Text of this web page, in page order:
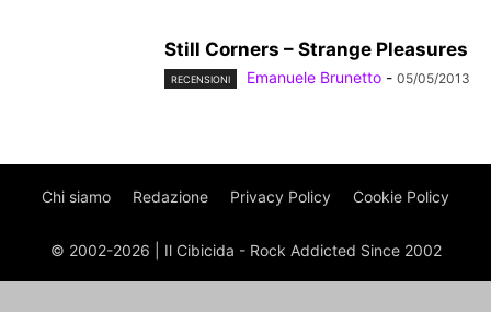
Still Corners – Strange Pleasures
RECENSIONI Emanuele Brunetto - 05/05/2013
Chi siamo Redazione Privacy Policy Cookie Policy
© 2002-2026 | Il Cibicida - Rock Addicted Since 2002